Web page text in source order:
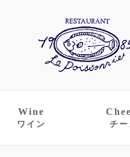
Wine
ワイン チー